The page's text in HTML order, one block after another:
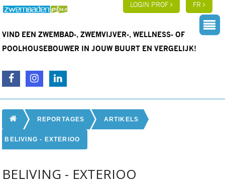
LOGIN PROF FR
VIND EEN ZWEMBAD-, ZWEMVIJVER-, WELLNESS- OF
POOLHOUSEBOUWER IN JOUW BUURT EN VERGELIJK!
REPORTAGES ARTIKELS
BELIVING - EXTERIOO
BELIVING - EXTERIOO